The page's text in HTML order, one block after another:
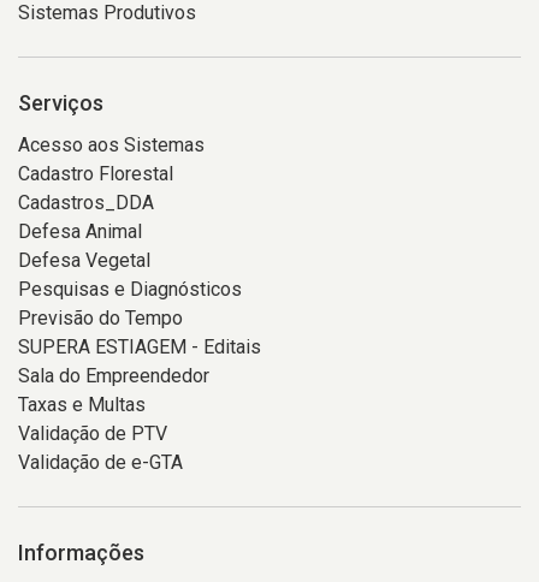
Sistemas Produtivos
Serviços
Acesso aos Sistemas
Cadastro Florestal
Cadastros_DDA
Defesa Animal
Defesa Vegetal
Pesquisas e Diagnósticos
Previsão do Tempo
SUPERA ESTIAGEM - Editais
Sala do Empreendedor
Taxas e Multas
Validação de PTV
Validação de e-GTA
Informações